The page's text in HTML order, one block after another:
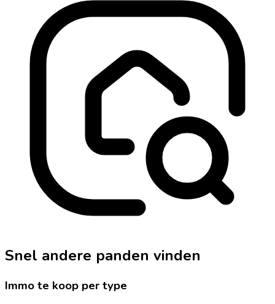
Snel andere panden vinden
Immo te koop per type